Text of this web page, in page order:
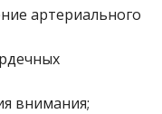
артериального
внимания;